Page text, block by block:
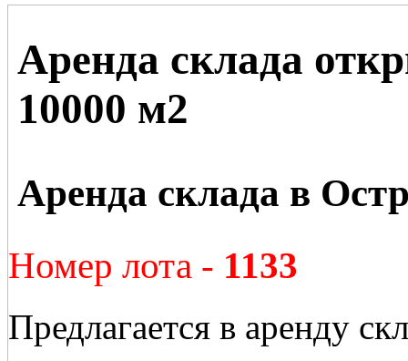
Аренда склада
10000 м2
Аренда склада в
Номер лота - 1133
Предлагается в аренду